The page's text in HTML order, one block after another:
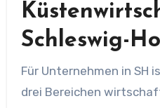
Schleswig-
Für Unternehmen in SH
drei Bereichen